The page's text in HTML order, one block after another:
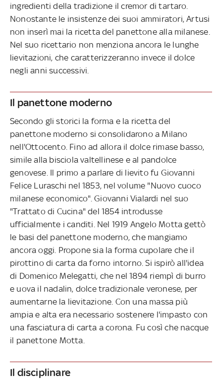
ingredienti della tradizione il cremor di tartaro.
Nonostante le insistenze dei suoi ammiratori, Artusi
non inserì mai la ricetta del panettone alla milanese.
Nel suo ricettario non menziona ancora le lunghe
lievitazioni, che caratterizzeranno invece il dolce
negli anni successivi.
Il panettone moderno
Secondo gli storici la forma e la ricetta del
panettone moderno si consolidarono a Milano
nell'Ottocento. Fino ad allora il dolce rimase basso,
simile alla bisciola valtellinese e al pandolce
genovese. Il primo a parlare di lievito fu Giovanni
Felice Luraschi nel 1853, nel volume "Nuovo cuoco
milanese economico". Giovanni Vialardi nel suo
"Trattato di Cucina" del 1854 introdusse
ufficialmente i canditi. Nel 1919 Angelo Motta gettò
le basi del panettone moderno, che mangiamo
ancora oggi. Propone sia la forma cupolare che il
pirottino di carta da forno intorno. Si ispirò all'idea
di Domenico Melegatti, che nel 1894 riempì di burro
e uova il nadalin, dolce tradizionale veronese, per
aumentarne la lievitazione. Con una massa più
ampia e alta era necessario sostenere l'impasto con
una fasciatura di carta a corona. Fu così che nacque
il panettone Motta.
Il disciplinare